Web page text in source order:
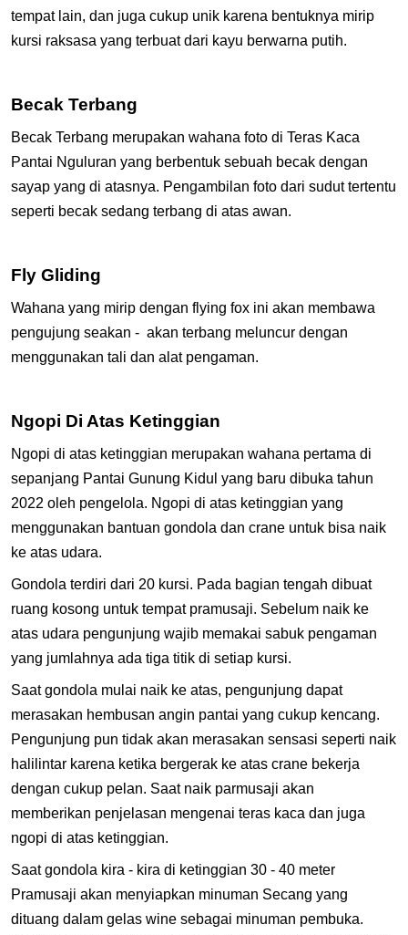
tempat lain, dan juga cukup unik karena bentuknya mirip
kursi raksasa yang terbuat dari kayu berwarna putih.
Becak Terbang
Becak Terbang merupakan wahana foto di Teras Kaca
Pantai Nguluran yang berbentuk sebuah becak dengan
sayap yang di atasnya. Pengambilan foto dari sudut tertentu
seperti becak sedang terbang di atas awan.
Fly Gliding
Wahana yang mirip dengan flying fox ini akan membawa
pengujung seakan - akan terbang meluncur dengan
menggunakan tali dan alat pengaman.
Ngopi Di Atas Ketinggian
Ngopi di atas ketinggian merupakan wahana pertama di
sepanjang Pantai Gunung Kidul yang baru dibuka tahun
2022 oleh pengelola. Ngopi di atas ketinggian yang
menggunakan bantuan gondola dan crane untuk bisa naik
ke atas udara.
Gondola terdiri dari 20 kursi. Pada bagian tengah dibuat
ruang kosong untuk tempat pramusaji. Sebelum naik ke
atas udara pengunjung wajib memakai sabuk pengaman
yang jumlahnya ada tiga titik di setiap kursi.
Saat gondola mulai naik ke atas, pengunjung dapat
merasakan hembusan angin pantai yang cukup kencang.
Pengunjung pun tidak akan merasakan sensasi seperti naik
halilintar karena ketika bergerak ke atas crane bekerja
dengan cukup pelan. Saat naik parmusaji akan
memberikan penjelasan mengenai teras kaca dan juga
ngopi di atas ketinggian.
Saat gondola kira - kira di ketinggian 30 - 40 meter
Pramusaji akan menyiapkan minuman Secang yang
dituang dalam gelas wine sebagai minuman pembuka.